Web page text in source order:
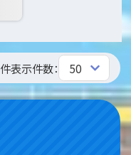
件表示件数：